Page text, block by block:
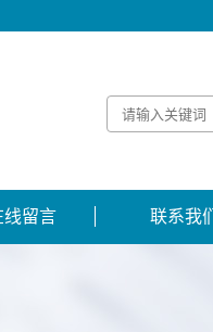
线留言 联系我们